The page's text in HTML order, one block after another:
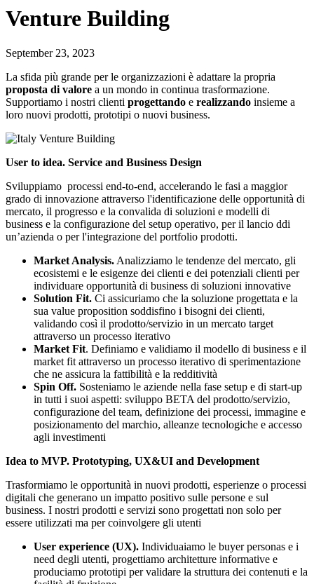
Venture Building
September 23, 2023
La sfida più grande per le organizzazioni è adattare la propria
proposta di valore a un mondo in continua trasformazione.
Supportiamo i nostri clienti progettando e realizzando insieme a
loro nuovi prodotti, prototipi o nuovi business.
User to idea. Service and Business Design
Sviluppiamo processi end-to-end, accelerando le fasi a maggior
grado di innovazione attraverso l'identificazione delle opportunità di
mercato, il progresso e la convalida di soluzioni e modelli di
business e la configurazione del setup operativo, per il lancio ddi
un’azienda o per l'integrazione del portfolio prodotti.
Market Analysis. Analizziamo le tendenze del mercato, gli
ecosistemi e le esigenze dei clienti e dei potenziali clienti per
individuare opportunità di business di soluzioni innovative
Solution Fit. Ci assicuriamo che la soluzione progettata e la
sua value proposition soddisfino i bisogni dei clienti,
validando così il prodotto/servizio in un mercato target
attraverso un processo iterativo
Market Fit. Definiamo e validiamo il modello di business e il
market fit attraverso un processo iterativo di sperimentazione
che ne assicura la fattibilità e la redditività
Spin Off. Sosteniamo le aziende nella fase setup e di start-up
in tutti i suoi aspetti: sviluppo BETA del prodotto/servizio,
configurazione del team, definizione dei processi, immagine e
posizionamento del marchio, alleanze tecnologiche e accesso
agli investimenti
Idea to MVP. Prototyping, UX&UI and Development
Trasformiamo le opportunità in nuovi prodotti, esperienze o processi
digitali che generano un impatto positivo sulle persone e sul
business. I nostri prodotti e servizi sono progettati non solo per
essere utilizzati ma per coinvolgere gli utenti
User experience (UX). Individuaiamo le buyer personas e i
need degli utenti, progettiamo architetture informative e
produciamo prototipi per validare la struttura dei contenuti e la